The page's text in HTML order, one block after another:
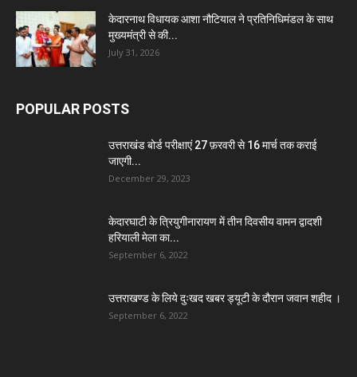
केदारनाथ विधायक आशा नौटियाल ने प्रतिनिधिमंडल के साथ
मुख्यमंत्री से की...
July 31, 2026
POPULAR POSTS
उत्तराखंड बोर्ड परीक्षाएं 27 फ़रवरी से 16 मार्च तक कराई
जाएगी...
December 29, 2023
केदारघाटी के त्रियुगीनारायण में तीन दिवसीय वामन द्वादशी
हरियाली मेला का...
September 6, 2022
उत्तराखण्ड के लिये दुःखद खबर ड्यूटी के दौरान जवान शहीद ।
September 6, 2022